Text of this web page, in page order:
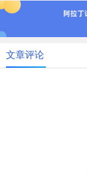
文章评论